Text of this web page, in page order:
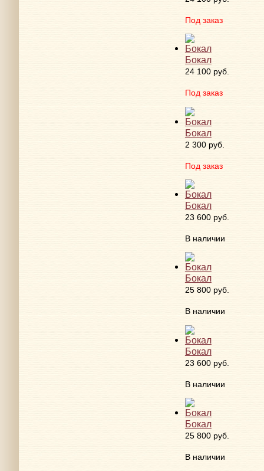
Под заказ
Бокал
24 100 руб.
Под заказ
Бокал
2 300 руб.
Под заказ
Бокал
23 600 руб.
В наличии
Бокал
25 800 руб.
В наличии
Бокал
23 600 руб.
В наличии
Бокал
25 800 руб.
В наличии